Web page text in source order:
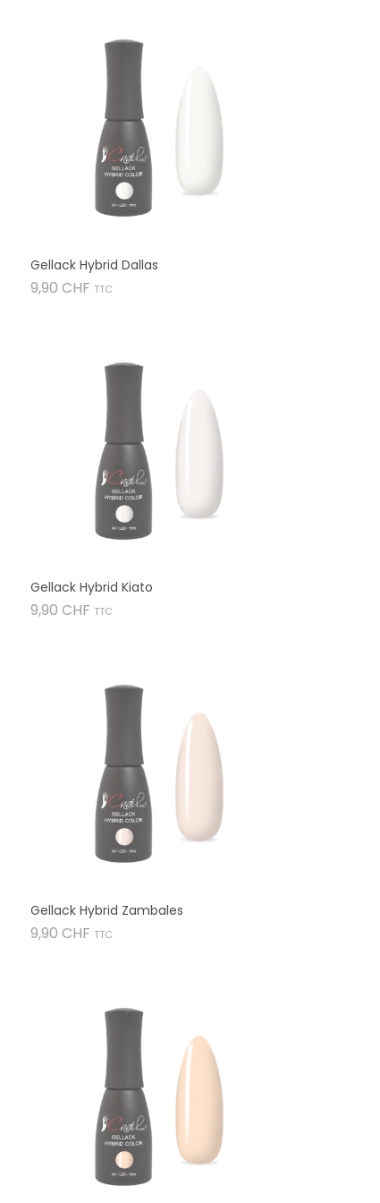
Gellack Hybrid Dallas
9,90 CHF Preis
TTC
Gellack Hybrid Kiato
9,90 CHF Preis
TTC
Gellack Hybrid Zambales
9,90 CHF Preis
TTC